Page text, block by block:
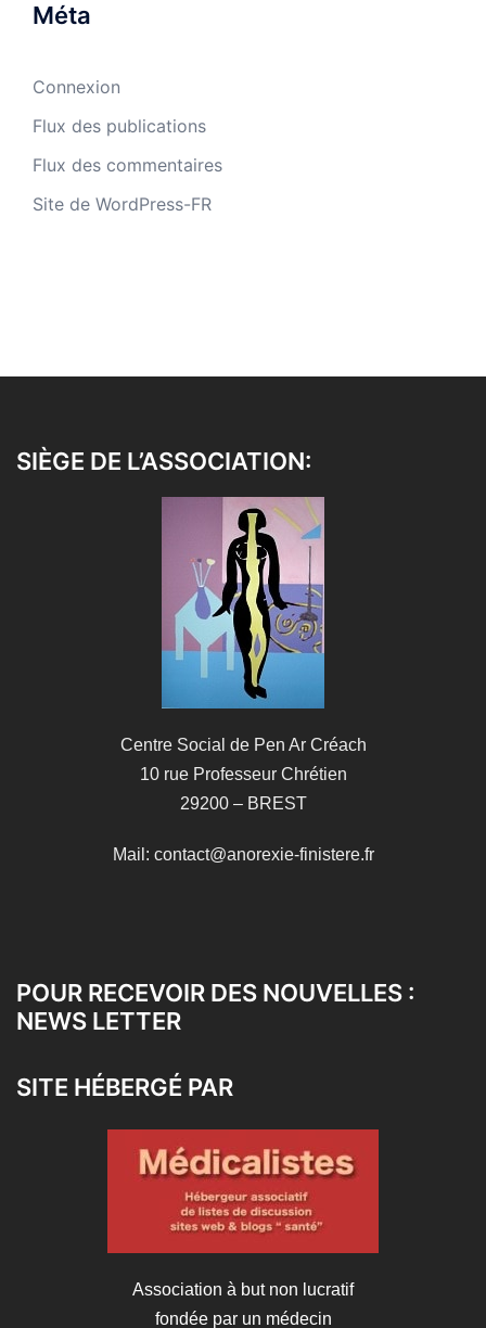
Méta
Connexion
Flux des publications
Flux des commentaires
Site de WordPress-FR
SIÈGE DE L’ASSOCIATION:
Centre Social de Pen Ar Créach
10 rue Professeur Chrétien
29200 – BREST
Mail: contact@anorexie-finistere.fr
POUR RECEVOIR DES NOUVELLES :
NEWS LETTER
SITE HÉBERGÉ PAR
Association à but non lucratif
fondée par un médecin